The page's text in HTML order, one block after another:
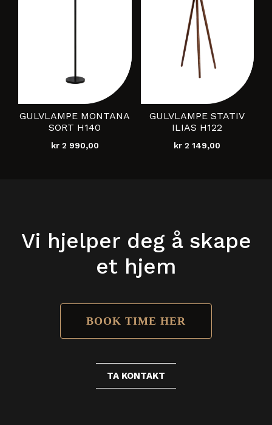
GULVLAMPE MONTANA
SORT H140
kr2 990,00
GULVLAMPE STATIV
ILIAS H122
kr 2 149,00
Vi hjelper deg å skape
et hjem
BOOK TIME HER
TA KONTAKT